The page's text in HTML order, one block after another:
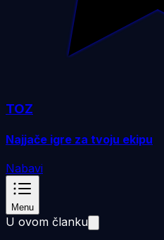
TOZ
Najjače igre za tvoju ekipu
Nabavi
Menu
U ovom članku